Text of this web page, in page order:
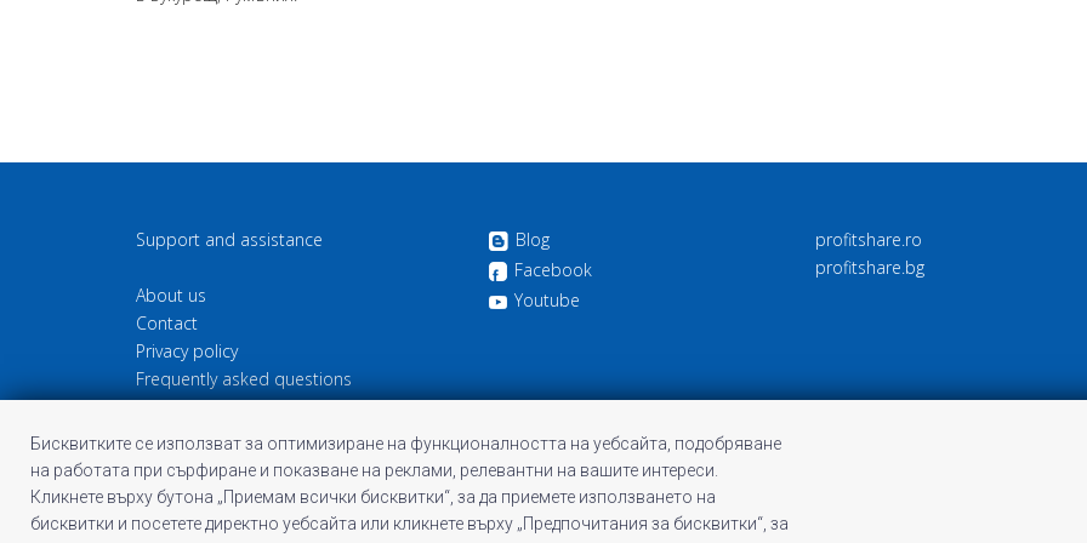
Support and assistance
About us
Contact
Privacy policy
Frequently asked questions
Cookie information
Terms and Conditions of Profitshare
Blog
Facebook
Youtube
profitshare.ro
profitshare.bg
Бисквитките се използват за оптимизиране на функционалността на уебсайта, подобряване
на работата при сърфиране и показване на реклами, релевантни на вашите интереси.
Кликнете върху бутона „Приемам всички бисквитки“, за да приемете използването на
бисквитки и посетете директно уебсайта или кликнете върху „Предпочитания за бисквитки“, за